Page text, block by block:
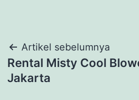
Navigasi
pos
Artikel sebelumnya
Rental Misty Cool
Jakarta